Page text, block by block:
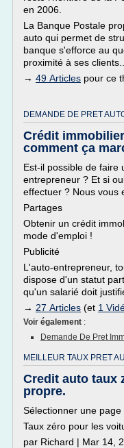
en 2006.
La Banque Postale
auto qui permet de
banque s'efforce au
proximité à ses
→ 49 Articles pour ce
DEMANDE DE PRET
Crédit
comment ça
Est-il possible de faire
entrepreneur ? Et si
effectuer ? Nous vous
Partages
Obtenir un crédit
mode d'emploi !
Publicité
L'auto-entrepreneur,
dispose d'un statut
qu'un salarié doit
→ 27 Articles (et 1
Voir également :
Demande De Pret
MEILLEUR TAUX PRET
Credit auto taux
propre.
Sélectionner une page
Taux zéro pour les
par Richard | Mar 14,